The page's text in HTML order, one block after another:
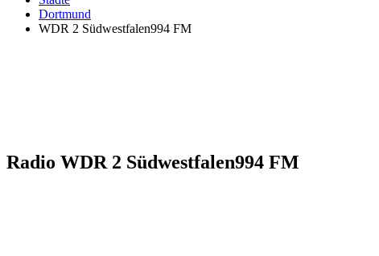
Dortmund
WDR 2 Südwestfalen994 FM
Radio WDR 2 Südwestfalen994 FM